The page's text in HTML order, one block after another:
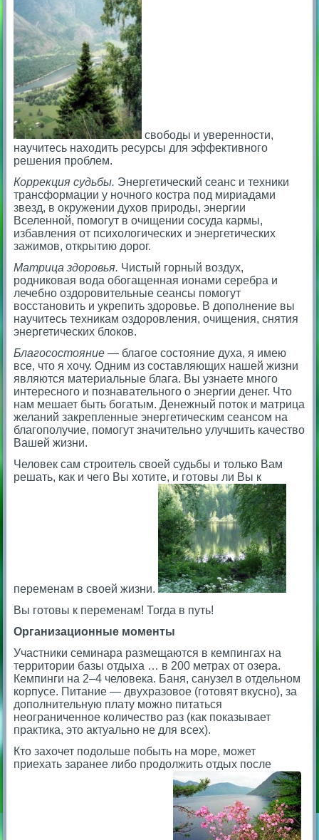
свободы и уверенности,
научитесь находить ресурсы для эффективного
решения проблем.
Коррекция судьбы. Энергетический сеанс и техники
трансформации у ночного костра под мириадами
звезд, в окружении духов природы, энергии
Вселенной, помогут в очищении сосуда кармы,
избавления от психологических и энергетических
зажимов, открытию дорог.
Матрица здоровья. Чистый горный воздух,
родниковая вода обогащенная ионами серебра и
лечебно оздоровительные сеансы помогут
восстановить и укрепить здоровье. В дополнение вы
научитесь техникам оздоровления, очищения, снятия
энергетических блоков.
Благосостояние — благое состояние духа, я имею
все, что я хочу. Одним из составляющих нашей жизни
являются материальные блага. Вы узнаете много
интересного и познавательного о энергии денег. Что
нам мешает быть богатым. Денежный поток и матрица
желаний закрепленные энергетическим сеансом на
благополучие, помогут значительно улучшить качество
Вашей жизни.
Человек сам строитель своей судьбы и только Вам
решать, как и чего Вы хотите, и готовы ли Вы к
переменам в своей жизни.
Вы готовы к переменам! Тогда в путь!
Организационные моменты
Участники семинара размещаются в кемпингах на
территории базы отдыха … в 200 метрах от озера.
Кемпинги на 2–4 человека. Баня, санузел в отдельном
корпусе. Питание — двухразовое (готовят вкусно), за
дополнительную плату можно питаться
неограниченное количество раз (как показывает
практика, это актуально не для всех).
Кто захочет подольше побыть на море, может
приехать заранее либо продолжить отдых после